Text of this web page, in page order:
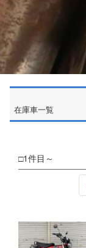
在庫車一覧
□1件目～